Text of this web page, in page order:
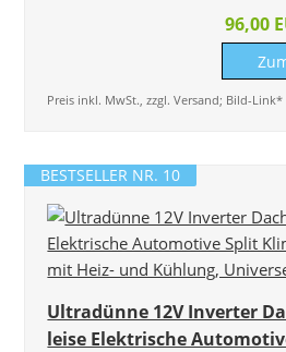
96,00
Preis inkl. MwSt., zzgl. Versand; Bild-Link*
BESTSELLER NR. 10
Ultradünne 12V Inverter
leise Elektrische